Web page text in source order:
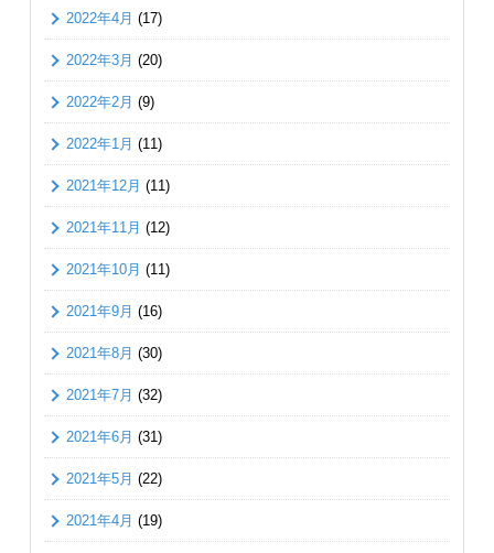
2022年4月 (17)
2022年3月 (20)
2022年2月 (9)
2022年1月 (11)
2021年12月 (11)
2021年11月 (12)
2021年10月 (11)
2021年9月 (16)
2021年8月 (30)
2021年7月 (32)
2021年6月 (31)
2021年5月 (22)
2021年4月 (19)